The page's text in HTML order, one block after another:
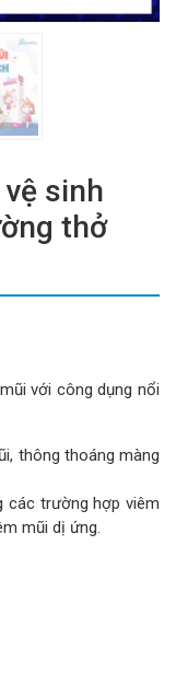
sinh
thở
với công dụng nổi
thông thoáng màng
các trường hợp viêm
mũi dị ứng.